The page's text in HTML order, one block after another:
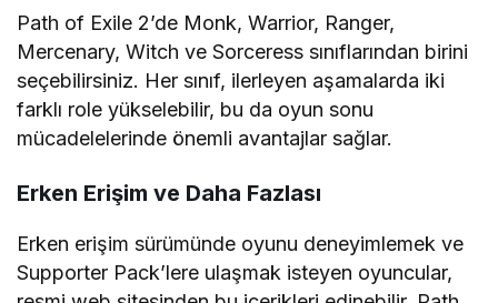
Path of Exile 2’de Monk, Warrior, Ranger,
Mercenary, Witch ve Sorceress sınıflarından birini
seçebilirsiniz. Her sınıf, ilerleyen aşamalarda iki
farklı role yükselebilir, bu da oyun sonu
mücadelelerinde önemli avantajlar sağlar.
Erken Erişim ve Daha Fazlası
Erken erişim sürümünde oyunu deneyimlemek ve
Supporter Pack’lere ulaşmak isteyen oyuncular,